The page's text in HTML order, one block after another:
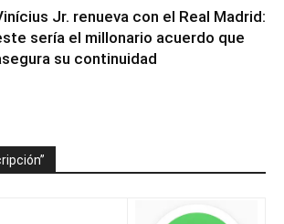
Jr. renueva con el Real Madrid:
sería el millonario acuerdo que
su continuidad